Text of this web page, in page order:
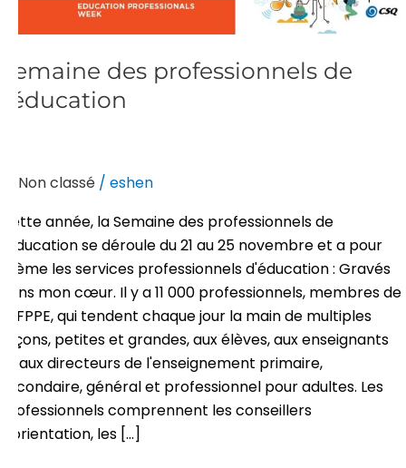
Semaine des professionnels de
l'éducation
Non classé / eshen
Cette année, la Semaine des professionnels de
l'éducation se déroule du 21 au 25 novembre et a pour
thème les services professionnels d'éducation : Gravés
dans mon cœur. Il y a 11 000 professionnels, membres de
la FPPE, qui tendent chaque jour la main de multiples
façons, petites et grandes, aux élèves, aux enseignants
et aux directeurs de l'enseignement primaire,
secondaire, général et professionnel pour adultes. Les
professionnels comprennent les conseillers
d'orientation, les [...]